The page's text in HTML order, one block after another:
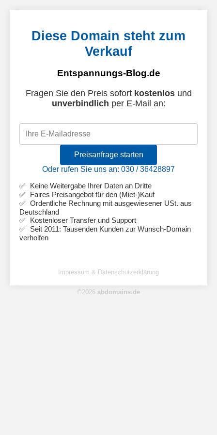
Diese Domain steht zum
Verkauf
Entspannungs-Blog.de
Fragen Sie den Preis sofort kostenlosund
unverbindlich per E-Mail an:
Preisanfrage starten
Oder rufen Sie uns an: 030 / 36428897
Keine Weitergabe Ihrer Daten an Dritte
Faires Preisangebot für den (Miet-)Kauf
Ordentliche Rechnung mit ausgewiesener USt. aus
Deutschland
Kostenloser Transfer und Support
Seit 2011: Tausenden Kunden zur Wunsch-Domain
verholfen
Impressum & Datenschutzerklärung
©2026 abdomains.de